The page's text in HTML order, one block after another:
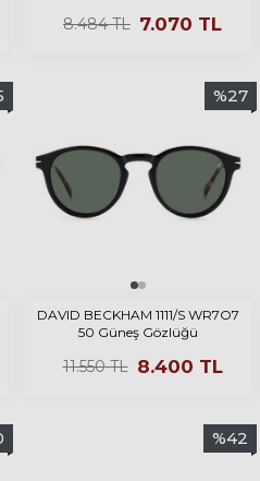
8.484TL 7.070 TL
%27
DAVID BECKHAM 1111/S WR7O7
50 Güneş Gözlüğü
11.550TL 8.400 TL
%42